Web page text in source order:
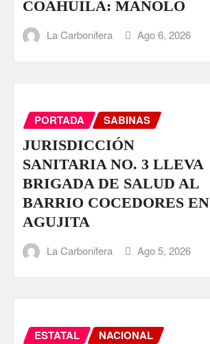
COAHUILA: MANOLO
La Carbonifera Ago 6, 2026
PORTADA SABINAS
JURISDICCIÓN
SANITARIA NO. 3 LLEVA
BRIGADA DE SALUD AL
BARRIO COCEDORES EN
AGUJITA
La Carbonifera Ago 5, 2026
ESTATAL
NACIONAL